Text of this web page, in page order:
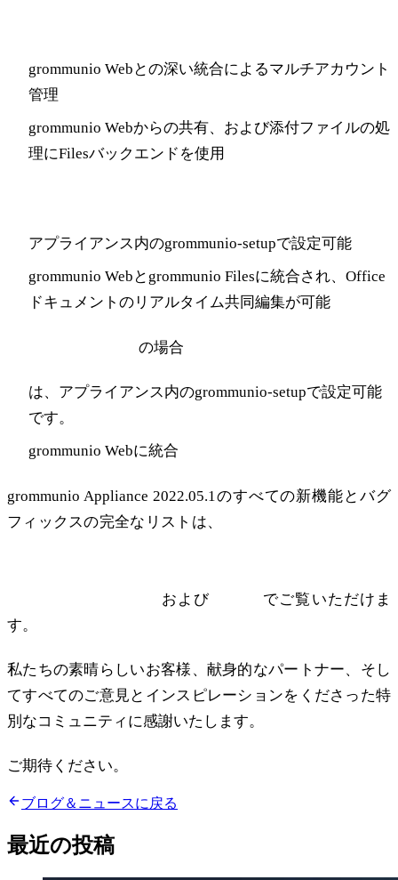
grommunio Webとの深い統合によるマルチアカウント
管理
grommunio Webからの共有、および添付ファイルの処
理にFilesバックエンドを使用
アプライアンス内のgrommunio-setupで設定可能
grommunio Webとgrommunio Filesに統合され、Office
ドキュメントのリアルタイム共同編集が可能
の場合
は、アプライアンス内のgrommunio-setupで設定可能
です。
grommunio Webに統合
grommunio Appliance 2022.05.1のすべての新機能とバグ
フィックスの完全なリストは、
および
でご覧いただけま
す。
私たちの素晴らしいお客様、献身的なパートナー、そし
てすべてのご意見とインスピレーションをくださった特
別なコミュニティに感謝いたします。
ご期待ください。
ブログ＆ニュースに戻る
最近の投稿